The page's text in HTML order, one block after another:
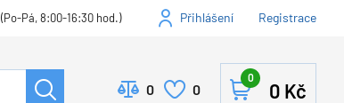
(Po-Pá, 8:00-16:30 hod.) Přihlášení Registrace
0 0 0 Kč
0